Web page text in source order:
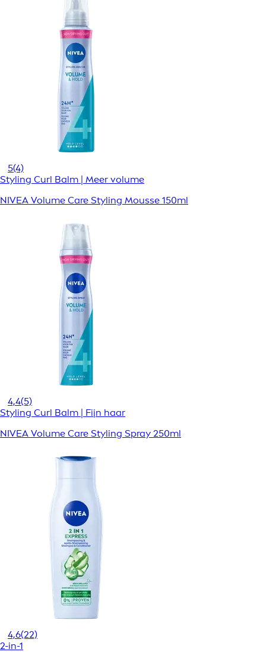
5(4)
Styling Curl Balm | Meer volume
NIVEA Volume Care Styling Mousse 150ml
4,4(5)
Styling Curl Balm | Fijn haar
NIVEA Volume Care Styling Spray 250ml
4,6(22)
2-in-1